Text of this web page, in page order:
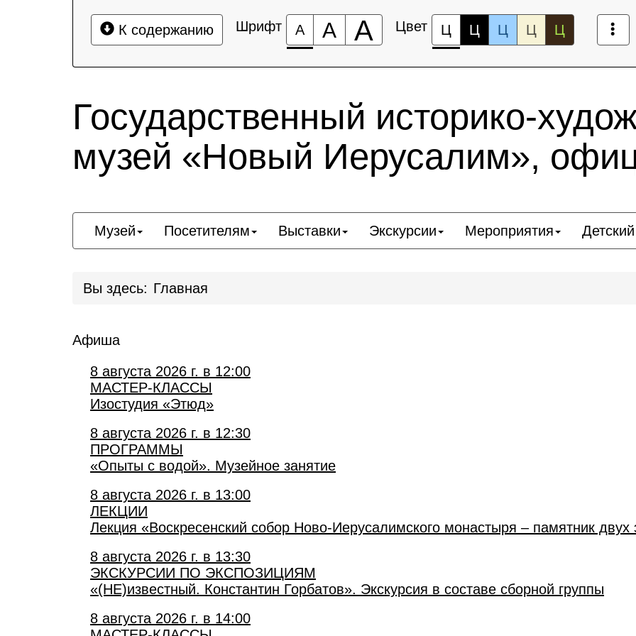
К содержанию Шрифт А А А Цвет Ц Ц Ц Ц Ц
Государственный историко-
музей «Новый Иерусалим»,
Музей Посетителям Выставки Экскурсии Мероприятия
Вы здесь: Главная
Афиша
8 августа 2026 г. в 12:00
МАСТЕР-КЛАССЫ
Изостудия «Этюд»
8 августа 2026 г. в 12:30
ПРОГРАММЫ
«Опыты с водой». Музейное занятие
8 августа 2026 г. в 13:00
ЛЕКЦИИ
Лекция «Воскресенский собор Ново-Иерусалимского монастыря – памятник двух
8 августа 2026 г. в 13:30
ЭКСКУРСИИ ПО ЭКСПОЗИЦИЯМ
«(НЕ)известный. Константин Горбатов». Экскурсия в составе сборной группы
8 августа 2026 г. в 14:00